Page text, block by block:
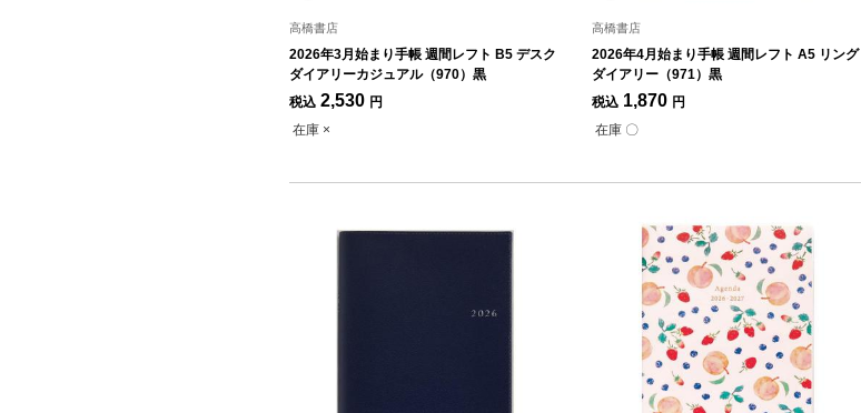
高橋書店
2026年3月始まり手帳 週間レフト B5 デスク
ダイアリーカジュアル（970）黒
税込 2,530 円
在庫 ×
高橋書店
2026年4月始まり手帳 週間レフト A5 リング
ダイアリー（971）黒
税込 1,870 円
在庫 〇